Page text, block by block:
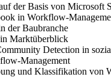
der Basis von Microsoft
in Workflow-
der Baubranche
Marktüberblick
Detection in
Management
und Klassifikation von